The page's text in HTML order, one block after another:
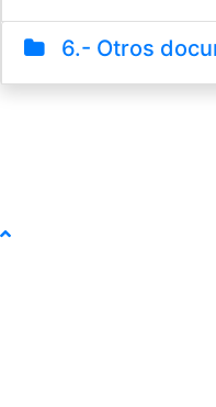
6.- Otros